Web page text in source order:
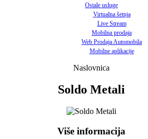
Ostale usluge
Virtualna šetnja
Live Stream
Mobilna prodaja
Web Prodaja Automobila
Mobilne aplikacije
Naslovnica
Soldo Metali
Više informacija